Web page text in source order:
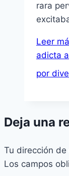
rara
Leer
adicta
por
Deja una
Tu dirección
Los campos